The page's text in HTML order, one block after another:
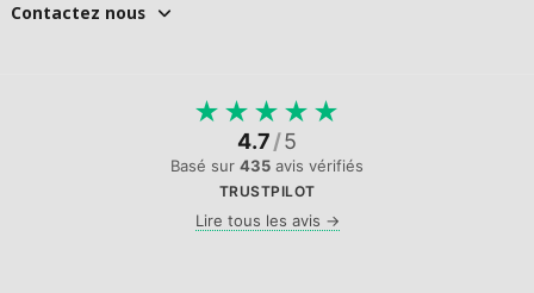
Contactez nous
★ ★ ★ ★ ★
4.7/5
Basé sur 435 avis vérifiés
TRUSTPILOT
Lire tous les avis →